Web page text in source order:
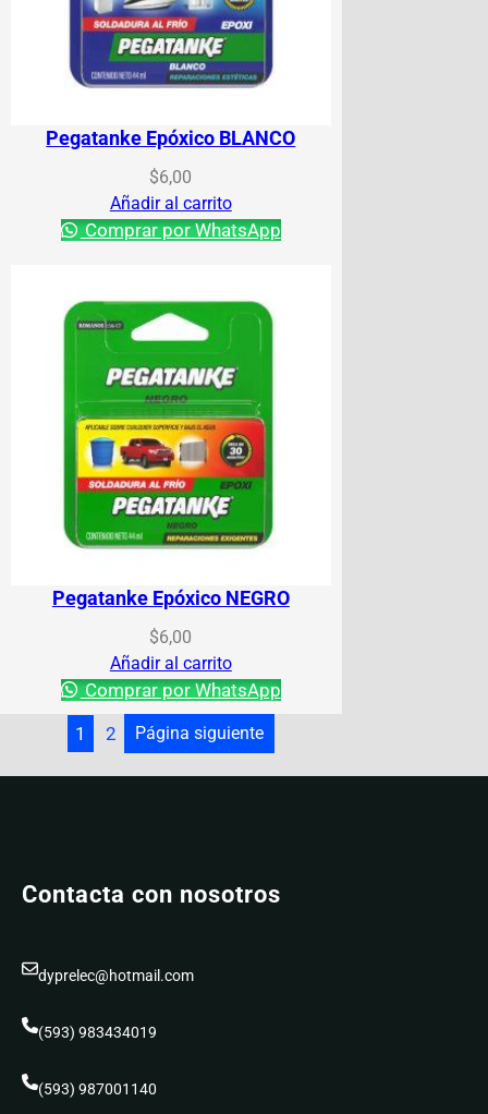
Pegatanke Epóxico BLANCO
$6,00
Añadir al carrito
Comprar por WhatsApp
Pegatanke Epóxico NEGRO
$6,00
Añadir al carrito
Comprar por WhatsApp
1
2 Página siguiente
Contacta con nosotros
dyprelec@hotmail.com
(593) 983434019
(593) 987001140